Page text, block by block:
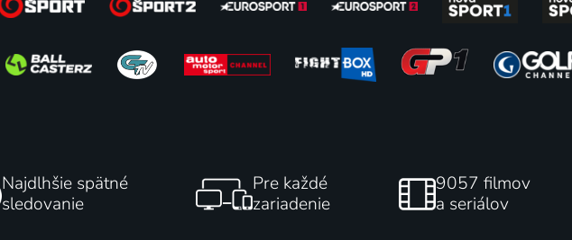
Najdlhšie spätné
sledovanie
Pre každé
zariadenie
9057 filmov
a seriálov